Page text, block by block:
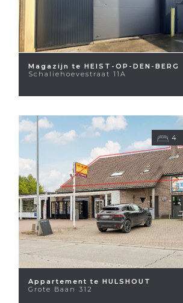
Magazijn te HEIST-OP-DEN-BERG
Schaliehoevestraat 11A
4
Appartement te HULSHOUT
Grote Baan 312